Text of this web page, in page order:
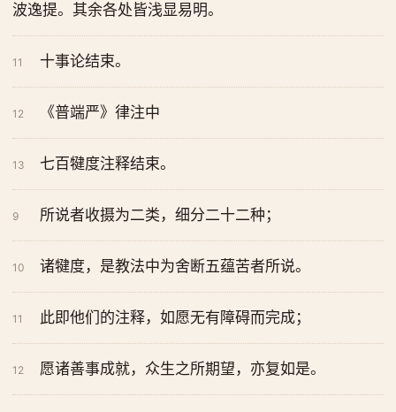
波逸提。其余各处皆浅显易明。
11 十事论结束。
12 《普端严》律注中
13 七百犍度注释结束。
9 所说者收摄为二类，细分二十二种；
10 诸犍度，是教法中为舍断五蕴苦者所说。
11 此即他们的注释，如愿无有障碍而完成；
12 愿诸善事成就，众生之所期望，亦复如是。